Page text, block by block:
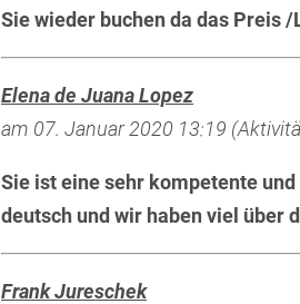
Sie wieder buchen da das Preis
Elena de Juana Lopez
am 07. Januar 2020 13:19
Sie ist eine sehr kompetente
deutsch und wir haben viel über
Frank Jureschek